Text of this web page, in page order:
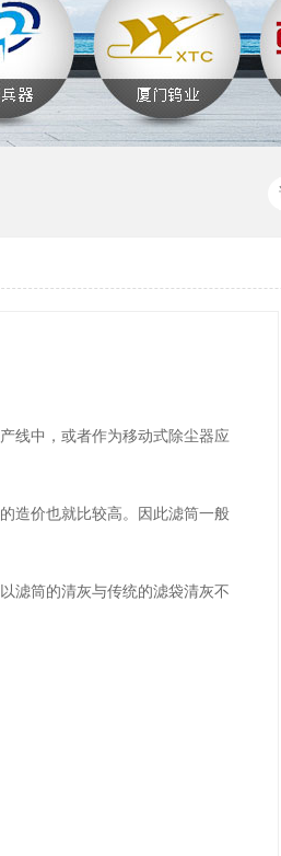
线中，或者作为移动式除尘器应
造价也就比较高。因此滤筒一般
滤筒的清灰与传统的滤袋清灰不